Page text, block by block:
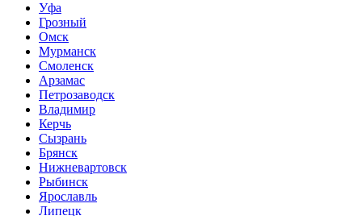
Уфа
Грозный
Омск
Мурманск
Смоленск
Арзамас
Петрозаводск
Владимир
Керчь
Сызрань
Брянск
Нижневартовск
Рыбинск
Ярославль
Липецк